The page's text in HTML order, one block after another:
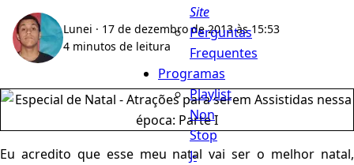
Site
Perguntas
Frequentes
Programas
Playlist
Non
Stop
J-
Lunei · 17 de dezembro de 2013 às 15:53
4 minutos de leitura
Eu acredito que esse meu natal vai ser o melhor natal,